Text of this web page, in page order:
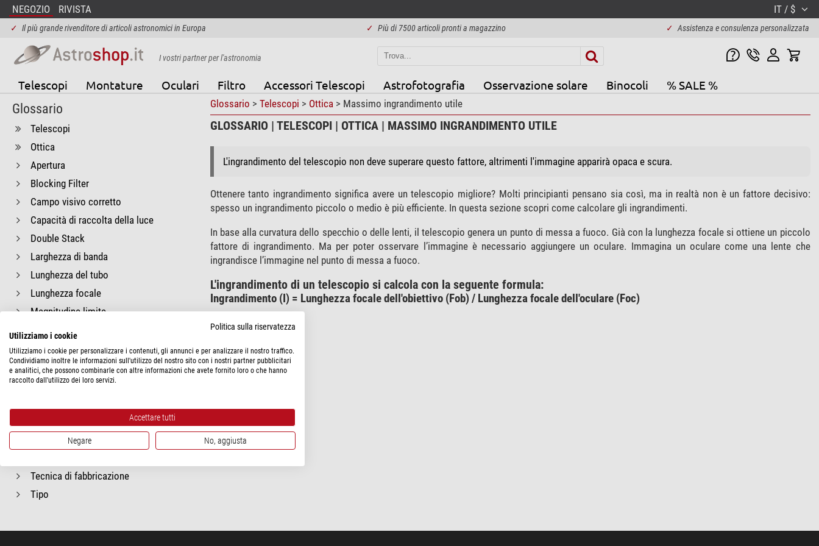
NEGOZIO RIVISTA IT / $
✓ Il più grande rivenditore di articoli astronomici in Europa ✓ Più di 7500 articoli pronti a magazzino ✓ Assistenza e consulenza personalizzata
I vostri partner per l'astronomia
Telescopi Montature Oculari Filtro Accessori Telescopi Astrofotografia Osservazione solare Binocoli % SALE %
Glossario
Telescopi
Ottica
Apertura
Blocking Filter
Campo visivo corretto
Capacità di raccolta della luce
Double Stack
Larghezza di banda
Lunghezza del tubo
Lunghezza focale
Magnitudine limite
Massimo ingrandimento utile
Materiale del tubo
Peso del tubo
Rapporto focale
Schema ottico del rifrattore
Tecnica di fabbricazione
Tipo
Glossario > Telescopi > Ottica > Massimo ingrandimento utile
GLOSSARIO | TELESCOPI | OTTICA | MASSIMO INGRANDIMENTO UTILE
L'ingrandimento del telescopio non deve superare questo fattore, altrimenti l'immagine apparirà opaca e scura.
Ottenere tanto ingrandimento significa avere un telescopio migliore? Molti principianti pensano sia così, ma in realtà non è un fattore decisivo:
spesso un ingrandimento piccolo o medio è più efficiente. In questa sezione scopri come calcolare gli ingrandimenti.
In base alla curvatura dello specchio o delle lenti, il telescopio genera un punto di messa a fuoco. Già con la lunghezza focale si ottiene un piccolo
fattore di ingrandimento. Ma per poter osservare l’immagine è necessario aggiungere un oculare. Immagina un oculare come una lente che
ingrandisce l’immagine nel punto di messa a fuoco.
L'ingrandimento di un telescopio si calcola con la seguente formula:
Ingrandimento (I) = Lunghezza focale dell'obiettivo (Fob) / Lunghezza focale dell'oculare (Foc)
Politica sulla riservatezza
Utilizziamo i cookie
Utilizziamo i cookie per personalizzare i contenuti, gli annunci e per analizzare il nostro traffico.
Condividiamo inoltre le informazioni sull'utilizzo del nostro sito con i nostri partner pubblicitari
e analitici, che possono combinarle con altre informazioni che avete fornito loro o che hanno
raccolto dall'utilizzo dei loro servizi.
Accettare tutti
Negare No, aggiusta